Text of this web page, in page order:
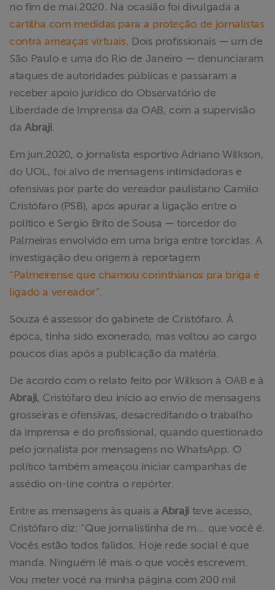
>> Conteúdo
associados
Assine a nossa
newsletter
Fale Conosco
no fim de mai.2020. Na ocasião foi divulgada a
cartilha com medidas para a proteção de jornalistas
contra ameaças virtuais. Dois profissionais — um de
São Paulo e uma do Rio de Janeiro — denunciaram
ataques de autoridades públicas e passaram a
receber apoio jurídico do Observatório de
Liberdade de Imprensa da OAB, com a supervisão
da Abraji.
Em jun.2020, o jornalista esportivo Adriano Wilkson,
do UOL, foi alvo de mensagens intimidadoras e
ofensivas por parte do vereador paulistano Camilo
Cristófaro (PSB), após apurar a ligação entre o
político e Sergio Brito de Sousa — torcedor do
Palmeiras envolvido em uma briga entre torcidas. A
investigação deu origem à reportagem
“Palmeirense que chamou corinthianos pra briga é
ligado a vereador”.
Souza é assessor do gabinete de Cristófaro. À
época, tinha sido exonerado, mas voltou ao cargo
poucos dias após a publicação da matéria.
De acordo com o relato feito por Wilkson à OAB e à
Abraji, Cristófaro deu início ao envio de mensagens
grosseiras e ofensivas, desacreditando o trabalho
da imprensa e do profissional, quando questionado
pelo jornalista por mensagens no WhatsApp. O
político também ameaçou iniciar campanhas de
assédio on-line contra o repórter.
Entre as mensagens às quais aAbraji teve acesso,
Cristófaro diz: “Que jornalistinha de m... que você é.
Vocês estão todos falidos. Hoje rede social é que
manda. Ninguém lê mais o que vocês escrevem.
Vou meter você na minha página com 200 mil